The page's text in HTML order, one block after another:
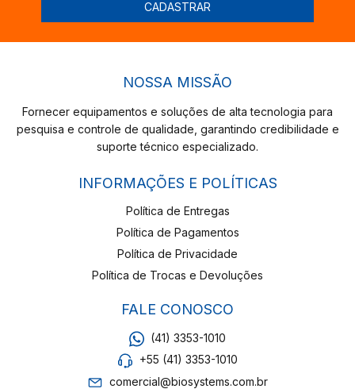
NOSSA MISSÃO
Fornecer equipamentos e soluções de alta tecnologia para
pesquisa e controle de qualidade, garantindo credibilidade e
suporte técnico especializado.
INFORMAÇÕES E POLÍTICAS
Política de Entregas
Política de Pagamentos
Política de Privacidade
Política de Trocas e Devoluções
FALE CONOSCO
(41) 3353-1010
+55 (41) 3353-1010
comercial@biosystems.com.br